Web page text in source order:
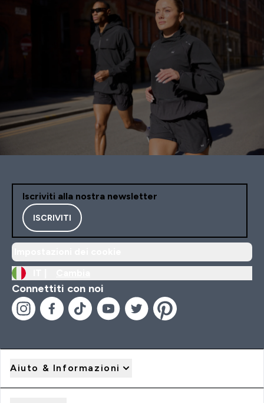
Iscriviti alla nostra newsletter
ISCRIVITI
Connettiti con noi
Aiuto & Informazioni